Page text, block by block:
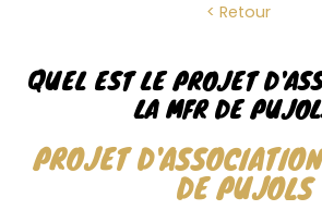
Retour
QUEL EST LE PROJET
LA MFR DE
PROJET
DE PUJOLS